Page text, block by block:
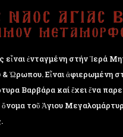
εἶναι ἐνταγμένη στήν Ἱερά
& Ὠρωπου. Εἶναι ἀφιερωμένη
Βαρβάρα καί ἔχει ἕνα
ὄνομα τοῦ Ἁγιου